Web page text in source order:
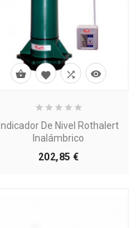
Indicador De Nivel Rothalert
Inalámbrico
202,85 €Precio
   